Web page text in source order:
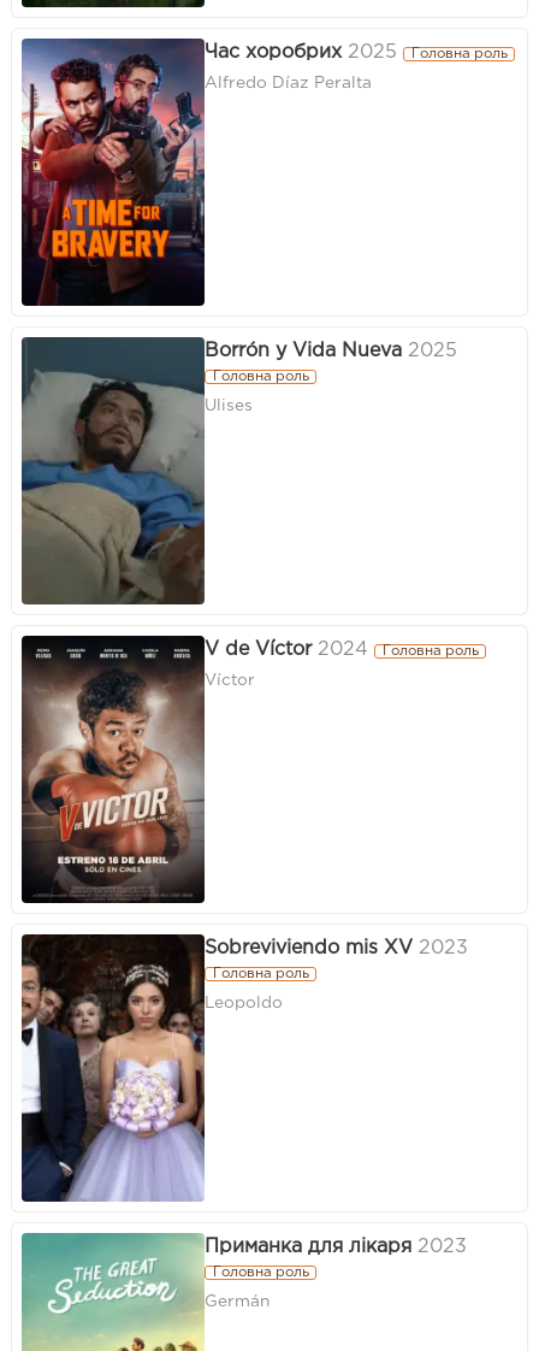
Час хоробрих 2025 Головна роль
Alfredo Díaz Peralta
Borrón y Vida Nueva 2025
Головна роль
Ulises
V de Víctor 2024 Головна роль
Víctor
Sobreviviendo mis XV 2023
Головна роль
Leopoldo
Приманка для лікаря 2023
Головна роль
Germán